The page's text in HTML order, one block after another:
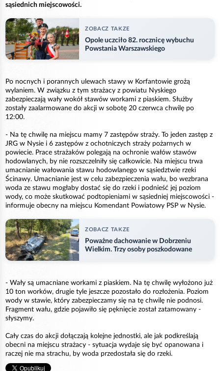
sąsiednich miejscowości.
ZOBACZ TAKZE
Opole uczciło 82. rocznicę wybuchu
Powstania Warszawskiego
Po nocnych i porannych ulewach stawy w Korfantowie grożą
wylaniem. W związku z tym strażacy z powiatu Nyskiego
zabezpieczają wały wokół stawów workami z piaskiem. Służby
zostały zaalarmowane do akcji w sobotę 20 czerwca chwilę po
12:00.
- Na tę chwilę na miejscu mamy 7 zastępów straży. To jeden zastęp z
JRG w Nysie i 6 zastępów z ochotniczych straży pożarnych w
powiecie. Prace strażaków polegają na ochronie wałów stawów
hodowlanych, by nie rozszczelniły się całkowicie. Na miejscu trwa
umacnianie wałowania stawu hodowlanego w sąsiedztwie rzeki
Ścinawy. Umacnianie jest w celu zabezpieczenia wału, bo wezbrana
woda ze stawu mogłaby dostać się do rzeki i podnieść jej poziom
wody, co może skutkować podtopieniami w sąsiedniej miejscowości -
informuje obecny na miejscu Komendant Powiatowy PSP w Nysie.
ZOBACZ TAKZE
Poważne dachowanie w Dobrzeniu
Wielkim. Trzy osoby poszkodowane
- Wały są umacniane workami z piaskiem. Na tę chwilę wyłożono już
10 ton worków, drugie tyle jeszcze pozostało do rozłożenia. Poziom
wody w stawie, który zabezpieczamy się na tę chwilę nie podnosi.
Fragment wału, gdzie pojawiło się pęknięcie został zatamowany -
słyszymy.
Cały czas do akcji dołączają kolejne jednostki, ale jak podkreślają
obecni na miejscu strażacy - sytuacja wydaje się być opanowana i
raczej nie ma strachu, by woda przedostała się do rzeki.